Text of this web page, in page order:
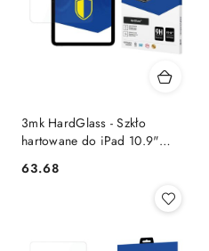
3mk HardGlass - Szkło
hartowane do iPad 10.9"
Cena:
63.68